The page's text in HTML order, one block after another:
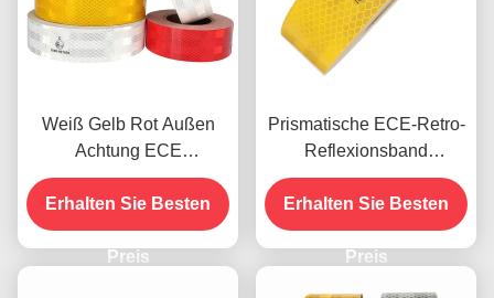
Weiß Gelb Rot Außen
Achtung ECE
Reflektierendes
Klebeband für Anhänger
Erhalten Sie Besten
Preis
Prismatische ECE-Retro-
Reflexionsband
Druckfähige hohe
Intensität
Erhalten Sie Besten
Preis